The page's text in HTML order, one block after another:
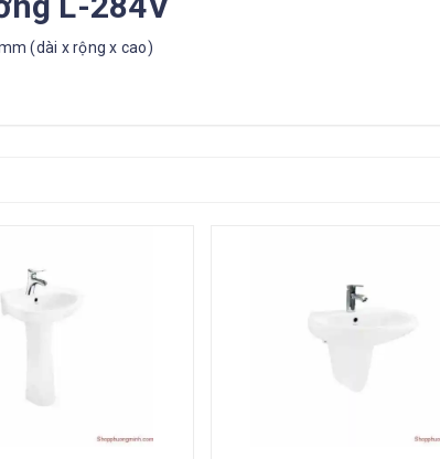
(dài x rộng x cao)